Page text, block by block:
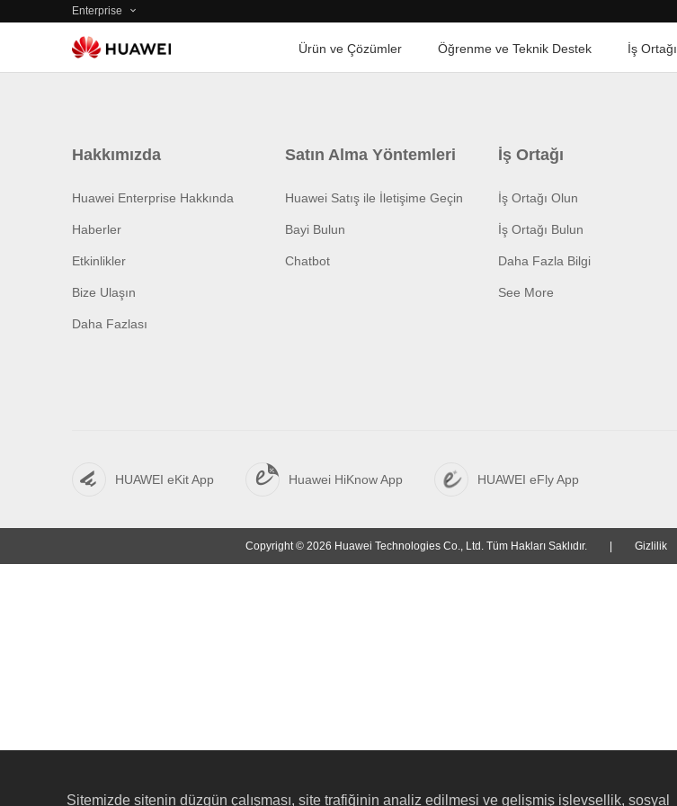
Enterprise
Ürün ve Çözümler Öğrenme ve Teknik Destek İş Ortağı
Hakkımızda
Huawei Enterprise Hakkında
Haberler
Etkinlikler
Bize Ulaşın
Daha Fazlası
Satın Alma Yöntemleri
Huawei Satış ile İletişime Geçin
Bayi Bulun
Chatbot
İş Ortağı
İş Ortağı Olun
İş Ortağı Bulun
Daha Fazla Bilgi
See More
HUAWEI eKit App Huawei HiKnow App HUAWEI eFly App
Copyright © 2026 Huawei Technologies Co., Ltd. Tüm Hakları Saklıdır. Gizlilik
Sitemizde sitenin düzgün çalışması, site trafiğinin analiz edilmesi ve gelişmiş işlevsellik, sosyal